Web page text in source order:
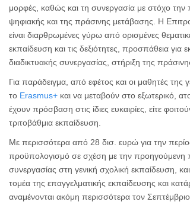
μορφές, καθώς και τη συνεργασία με στόχο την
ψηφιακής και της πράσινης μετάβασης. Η
είναι διαρθρωμένες γύρω από ορισμένες
εκπαίδευση και τις δεξιότητες, προσπάθεια
διαδικτυακής συνεργασίας, στήριξη της
Για παράδειγμα, από εφέτος και οι μαθητές
το Erasmus+και να μεταβούν στο εξωτερικό,
έχουν πρόσβαση στις ίδιες ευκαιρίες, είτε
τριτοβάθμια εκπαίδευση.
Με περισσότερα από 28 δισ. ευρώ για την
προϋπολογισμό σε σχέση με την προηγούμενη
συνεργασίας στη γενική σχολική εκπαίδευση,
τομέα της επαγγελματικής εκπαίδευσης και
αναμένονται ακόμη περισσότερα τον